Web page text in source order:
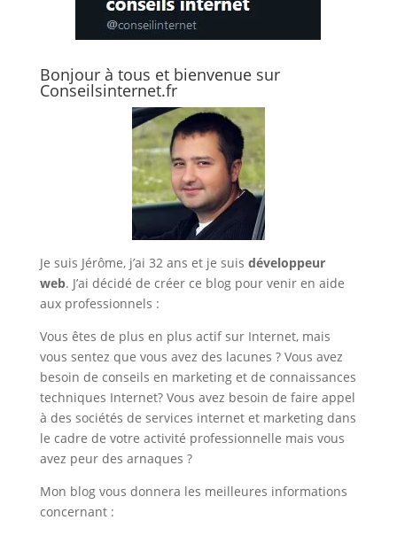
Bonjour à tous et bienvenue sur
Conseilsinternet.fr
Je suis Jérôme, j’ai 32 ans et je suis développeur
web. J’ai décidé de créer ce blog pour venir en aide
aux professionnels :
Vous êtes de plus en plus actif sur Internet, mais
vous sentez que vous avez des lacunes ? Vous avez
besoin de conseils en marketing et de connaissances
techniques Internet? Vous avez besoin de faire appel
à des sociétés de services internet et marketing dans
le cadre de votre activité professionnelle mais vous
avez peur des arnaques ?
Mon blog vous donnera les meilleures informations
concernant :